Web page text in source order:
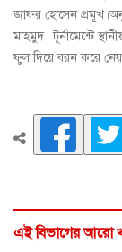
জাফর হোসেন
মাহমুদ। টূর্নামেন্টে
ফুল দিয়ে বরন করে
এই বিভাগের আরো